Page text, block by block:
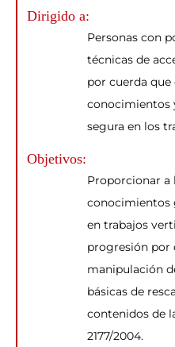
Dirigido a:
Personas con
técnicas de
por cuerda
conocimientos
segura en los
Objetivos:
Proporcionar a
conocimientos
en trabajos
progresión por
manipulación
básicas de
contenidos de
2177/2004.